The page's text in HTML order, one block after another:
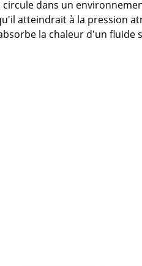
dans un
atteindrait à la pression
la chaleur d'un fluide